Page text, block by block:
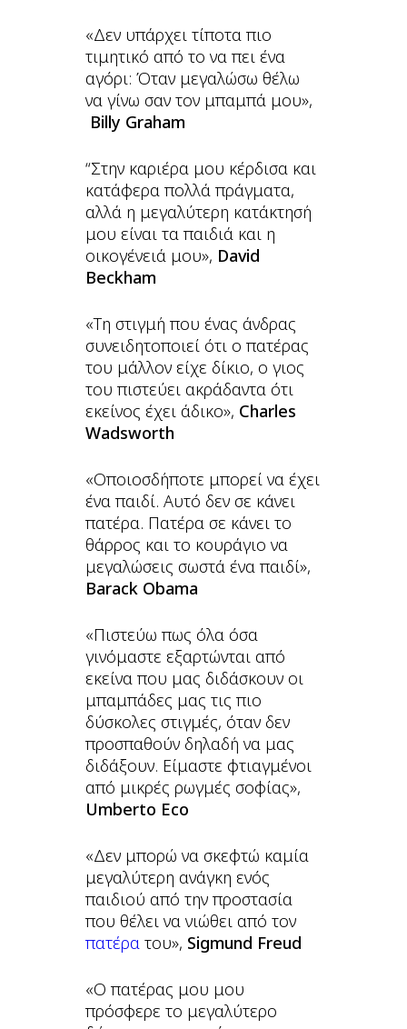
«Δεν υπάρχει τίποτα πιο
τιμητικό από το να πει ένα
αγόρι: Όταν μεγαλώσω θέλω
να γίνω σαν τον μπαμπά μου»,
Billy Graham
“Στην καριέρα μου κέρδισα και
κατάφερα πολλά πράγματα,
αλλά η μεγαλύτερη κατάκτησή
μου είναι τα παιδιά και η
οικογένειά μου», David
Beckham
«Τη στιγμή που ένας άνδρας
συνειδητοποιεί ότι ο πατέρας
του μάλλον είχε δίκιο, ο γιος
του πιστεύει ακράδαντα ότι
εκείνος έχει άδικο», Charles
Wadsworth
«Οποιοσδήποτε μπορεί να έχει
ένα παιδί. Αυτό δεν σε κάνει
πατέρα. Πατέρα σε κάνει το
θάρρος και το κουράγιο να
μεγαλώσεις σωστά ένα παιδί»,
Barack Obama
«Πιστεύω πως όλα όσα
γινόμαστε εξαρτώνται από
εκείνα που μας διδάσκουν οι
μπαμπάδες μας τις πιο
δύσκολες στιγμές, όταν δεν
προσπαθούν δηλαδή να μας
διδάξουν. Είμαστε φτιαγμένοι
από μικρές ρωγμές σοφίας»,
Umberto Eco
«Δεν μπορώ να σκεφτώ καμία
μεγαλύτερη ανάγκη ενός
παιδιού από την προστασία
που θέλει να νιώθει από τον
πατέρα του», Sigmund Freud
«Ο πατέρας μου μου
πρόσφερε το μεγαλύτερο